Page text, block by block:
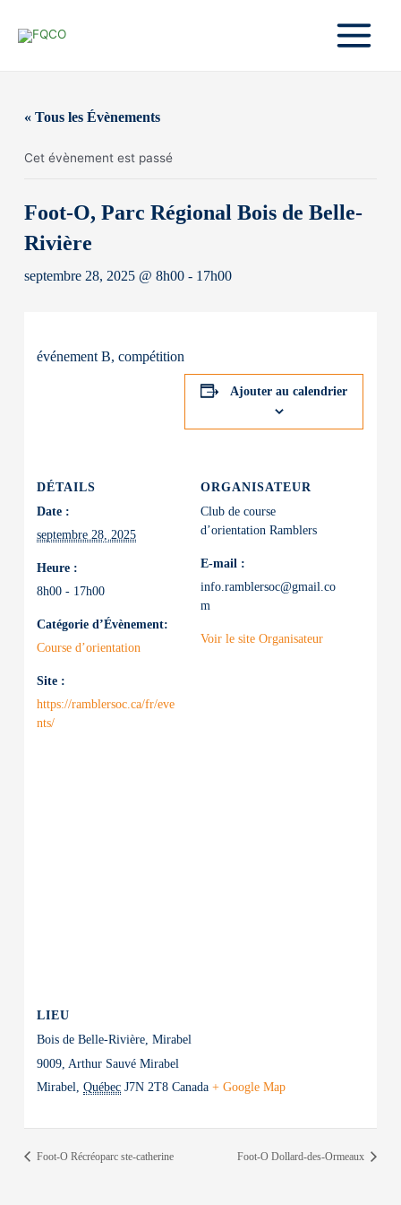
contenu
Main
« Tous les Évènements
Cet évènement est passé
Foot-O, Parc Régional Bois de Belle-
Rivière
septembre 28, 2025 @ 8h00 - 17h00
événement B, compétition
Ajouter au calendrier
DÉTAILS
Date :
septembre 28, 2025
Heure :
8h00 - 17h00
Catégorie d’Évènement:
Course d’orientation
Site :
https://ramblersoc.ca/fr/eve
nts/
ORGANISATEUR
Club de course
d’orientation Ramblers
E-mail :
info.ramblersoc@gmail.co
m
Voir le site Organisateur
LIEU
Bois de Belle-Rivière, Mirabel
9009, Arthur Sauvé Mirabel
Mirabel
Québec J7N 2T8 Canada + Google Map
Foot-O Récréoparc ste-catherine Foot-O Dollard-des-Ormeaux